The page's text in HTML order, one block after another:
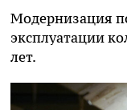
Модернизация
эксплуатации
лет.